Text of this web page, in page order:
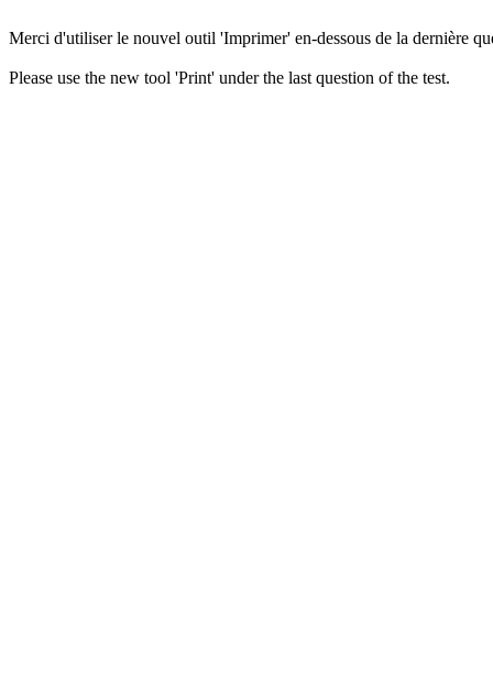
Merci d'utiliser le nouvel outil 'Imprimer' en-dessous de la dernière
Please use the new tool 'Print' under the last question of the test.